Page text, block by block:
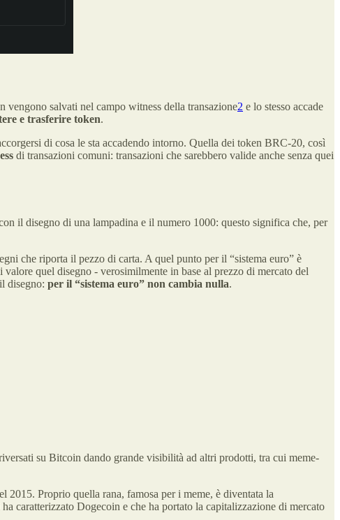
vengono salvati nel campo witness della transazione2 e lo stesso accade
e trasferire token.
di cosa le sta accadendo intorno. Quella dei token BRC-20, così
di transazioni comuni: transazioni che sarebbero valide anche senza quei
il disegno di una lampadina e il numero 1000: questo significa che, per
che riporta il pezzo di carta. A quel punto per il “sistema euro” è
quel disegno - verosimilmente in base al prezzo di mercato del
disegno: per il “sistema euro” non cambia nulla.
su Bitcoin dando grande visibilità ad altri prodotti, tra cui meme-
Proprio quella rana, famosa per i meme, è diventata la
caratterizzato Dogecoin e che ha portato la capitalizzazione di mercato